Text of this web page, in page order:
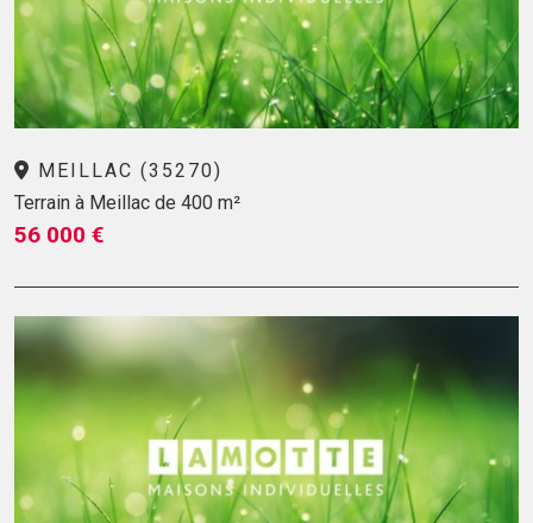
MEILLAC (35270)
Terrain à Meillac de 400 m²
56 000 €